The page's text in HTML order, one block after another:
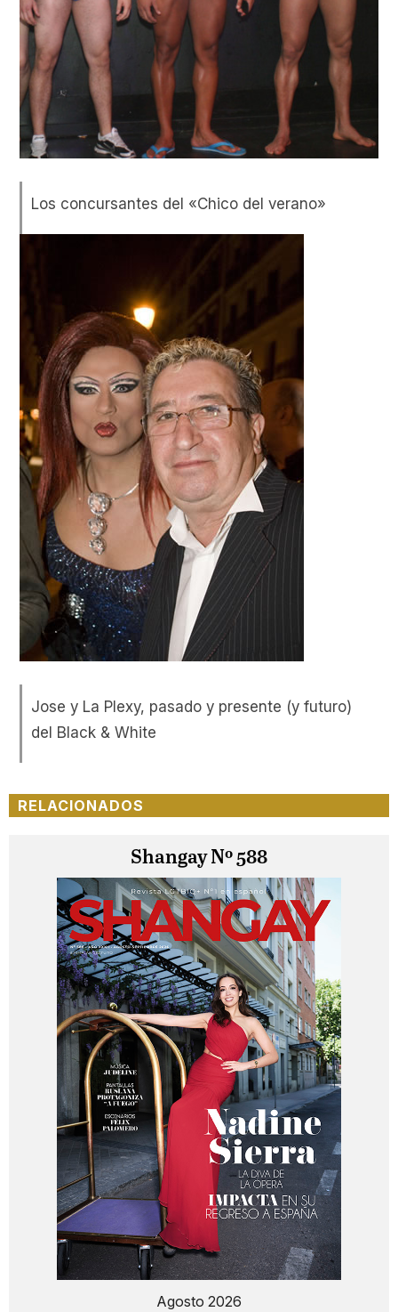
Los concursantes del «Chico del verano»
Jose y La Plexy, pasado y presente (y futuro)
del Black & White
RELACIONADOS
Shangay Nº 588
Agosto 2026